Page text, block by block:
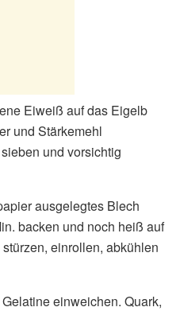
Eiweiß auf das Eigelb
und Stärkemehl
und vorsichtig
ausgelegtes Blech
backen und noch heiß auf
einrollen, abkühlen
einweichen. Quark,